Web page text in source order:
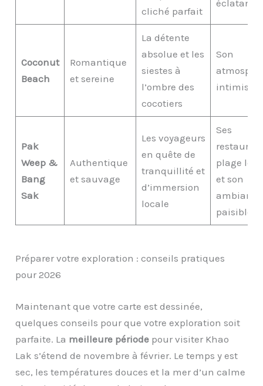
cliché parfait
éclatante.
Coconut
Beach
Romantique
et sereine
La détente
absolue et les
siestes à
l’ombre des
cocotiers
Son
intimiste.
Pak
Weep &
Bang
Sak
Authentique
et sauvage
Les voyageurs
en quête de
tranquillité et
d’immersion
locale
Ses
plage
et son
ambiance
paisible.
Préparer votre exploration : conseils pratiques
pour 2026
Maintenant que votre carte est dessinée,
quelques conseils pour que votre exploration soit
parfaite. La meilleure période pour visiter Khao
Lak s’étend de novembre à février. Le temps y est
sec, les températures douces et la mer d’un calme